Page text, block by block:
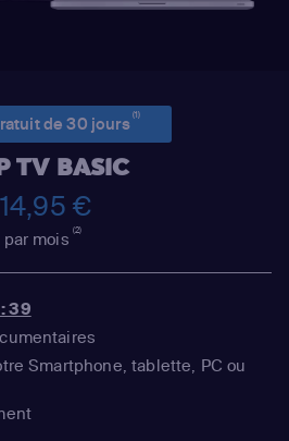
de 30 jours(1)
TV BASIC
14,95 €
par mois(2)
39
Smartphone, tablette, PC ou